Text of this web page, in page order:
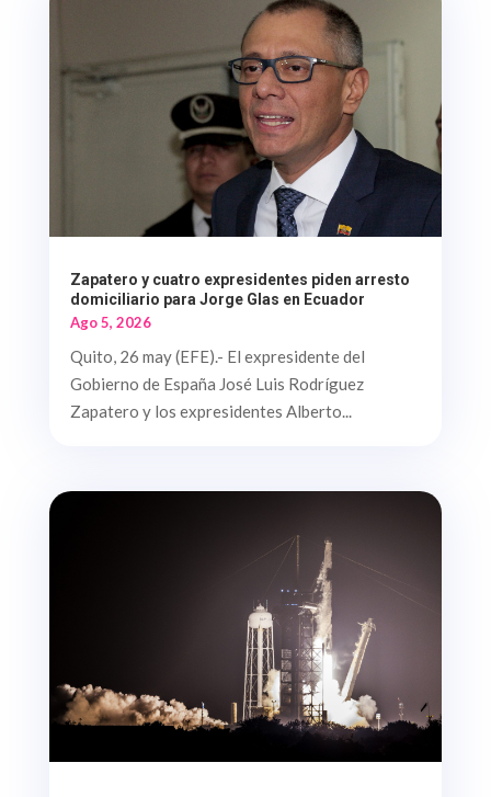
Zapatero y cuatro expresidentes piden arresto
domiciliario para Jorge Glas en Ecuador
Ago 5, 2026
Quito, 26 may (EFE).- El expresidente del
Gobierno de España José Luis Rodríguez
Zapatero y los expresidentes Alberto...